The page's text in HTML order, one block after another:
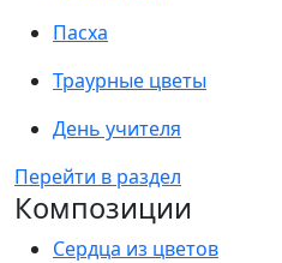
Пасха
Траурные цветы
День учителя
Перейти в раздел
Композиции
Сердца из цветов